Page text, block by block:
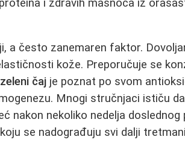
i zdravih masnoća iz
a često zanemaren faktor.
kože. Preporučuje se
zeleni čaj je poznat po svom
Mnogi stručnjaci ističu
nakon nekoliko nedelja doslednog
se nadograđuju svi dalji